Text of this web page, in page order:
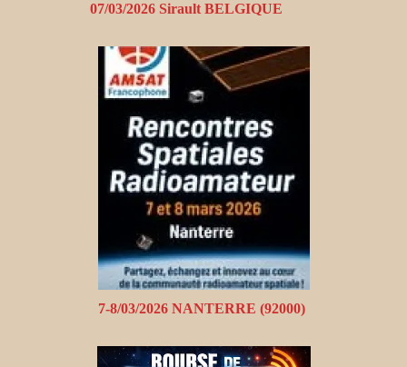
07/03/2026 Sirault BELGIQUE
7-8/03/2026 NANTERRE (92000)